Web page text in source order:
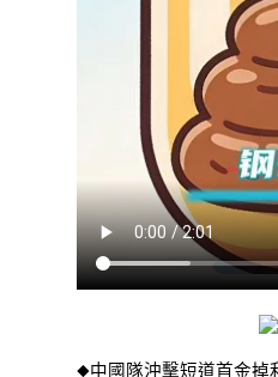
◆中國隊沖擊短道首金掉